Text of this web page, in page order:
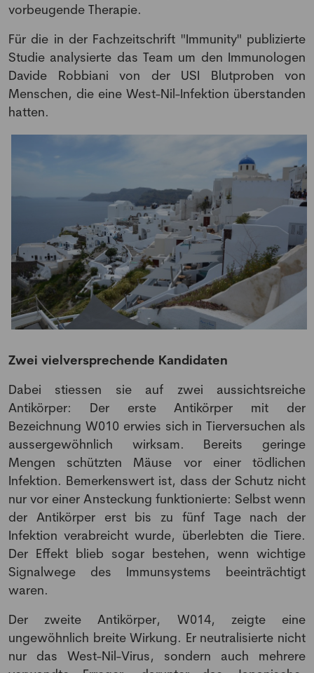
vorbeugende Therapie.
Für die in der Fachzeitschrift "Immunity" publizierte
Studie analysierte das Team um den Immunologen
Davide Robbiani von der USI Blutproben von
Menschen, die eine West-Nil-Infektion überstanden
hatten.
Zwei vielversprechende Kandidaten
Dabei stiessen sie auf zwei aussichtsreiche
Antikörper: Der erste Antikörper mit der
Bezeichnung W010 erwies sich in Tierversuchen als
aussergewöhnlich wirksam. Bereits geringe
Mengen schützten Mäuse vor einer tödlichen
Infektion. Bemerkenswert ist, dass der Schutz nicht
nur vor einer Ansteckung funktionierte: Selbst wenn
der Antikörper erst bis zu fünf Tage nach der
Infektion verabreicht wurde, überlebten die Tiere.
Der Effekt blieb sogar bestehen, wenn wichtige
Signalwege des Immunsystems beeinträchtigt
waren.
Der zweite Antikörper, W014, zeigte eine
ungewöhnlich breite Wirkung. Er neutralisierte nicht
nur das West-Nil-Virus, sondern auch mehrere